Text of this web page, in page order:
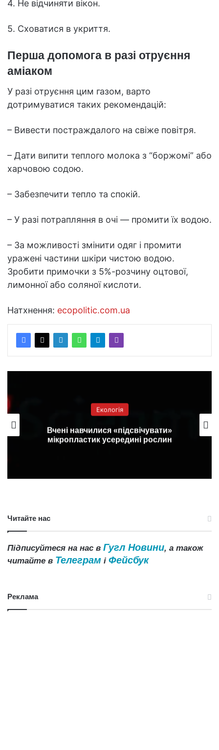
4. Не відчиняти вікон.
5. Сховатися в укриття.
Перша допомога в разі отруєння
аміаком
У разі отруєння цим газом, варто
дотримуватися таких рекомендацій:
– Вивести постраждалого на свіже повітря.
– Дати випити теплого молока з “боржомі” або
харчовою содою.
– Забезпечити тепло та спокій.
– У разі потрапляння в очі — промити їх водою.
– За можливості змінити одяг і промити
уражені частини шкіри чистою водою.
Зробити примочки з 5%-розчину оцтової,
лимонної або соляної кислоти.
Натхнення: ecopolitic.com.ua
Екологія
Вчені навчилися «підсвічувати»
мікропластик усередині рослин
Читайте нас
Підписуйтеся на нас в Гугл Новини, а також
читайте в Телеграм і Фейсбук
Реклама